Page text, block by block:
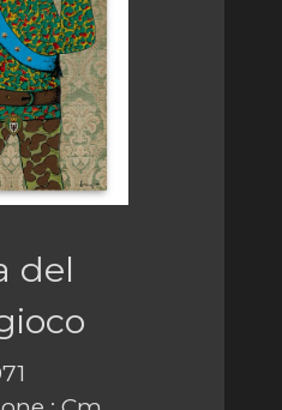
del